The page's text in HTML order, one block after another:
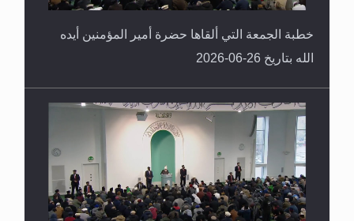
خطبة الجمعة التي ألقاها حضرة أمير المؤمنين أيده
الله بتاريخ 26-06-2026